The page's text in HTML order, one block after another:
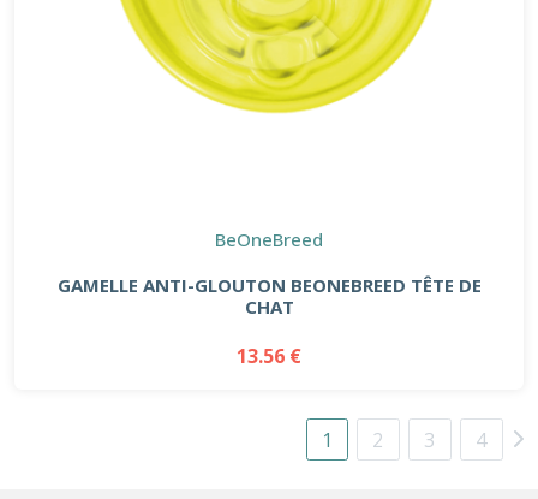
BeOneBreed
GAMELLE ANTI-GLOUTON BEONEBREED TÊTE DE
CHAT
13.56 €
1 2 3 4